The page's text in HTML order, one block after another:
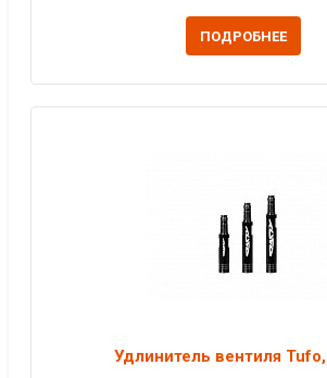
ПОДРОБНЕЕ
Удлинитель вентиля